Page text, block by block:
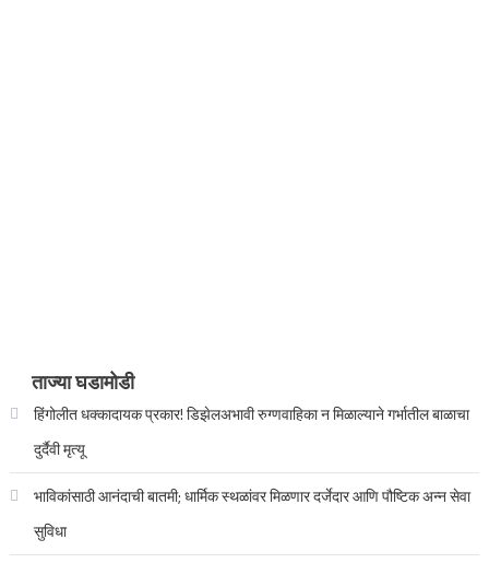
ताज्या घडामोडी
हिंगोलीत धक्कादायक प्रकार! डिझेलअभावी रुग्णवाहिका न मिळाल्याने गर्भातील बाळाचा
दुर्दैवी मृत्यू
भाविकांसाठी आनंदाची बातमी; धार्मिक स्थळांवर मिळणार दर्जेदार आणि पौष्टिक अन्न सेवा
सुविधा